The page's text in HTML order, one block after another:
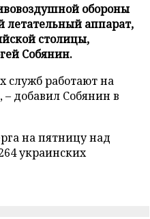
обороны
аппарат,
столицы,
Собянин.
служб работают на
добавил Собянин в
на пятницу над
украинских